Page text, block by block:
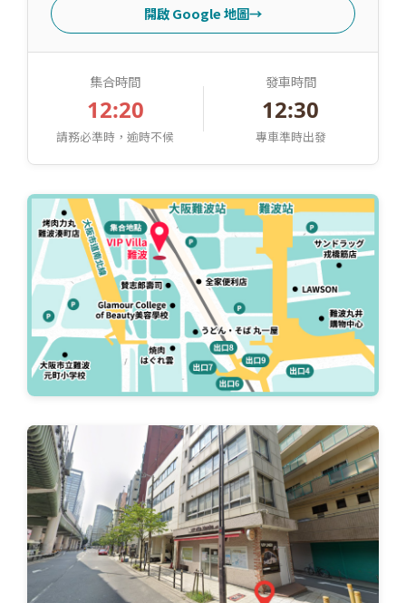
開啟 Google 地圖→
集合時間
12:20
請務必準時，逾時不候
發車時間
12:30
專車準時出發